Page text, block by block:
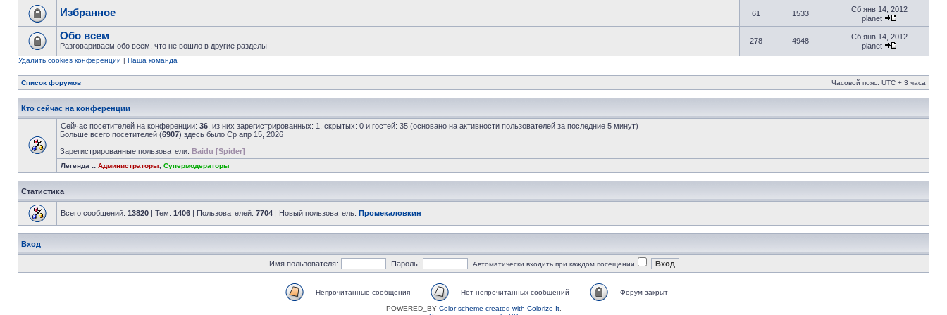
Избранное 61 1533
Сб янв 14, 2012
planet
Обо всем
Разговариваем обо всем, что не вошло в другие разделы
278 4948
Сб янв 14, 2012
planet
Удалить cookies конференции | Наша команда
Список форумов Часовой пояс: UTC + 3 часа
Кто сейчас на конференции
Сейчас посетителей на конференции: 36 , из них зарегистрированных: 1, скрытых: 0 и гостей: 35 (основано на активности пользователей за последние 5 минут)
Больше всего посетителей (6907) здесь было Ср апр 15, 2026
Зарегистрированные пользователи: Baidu [Spider]
Легенда :: Администраторы Супермодераторы
Статистика
Всего сообщений: 13820 | Тем: 1406 | Пользователей: 7704 | Новый пользователь: Промекаловкин
Вход
Имя пользователя: Пароль: Автоматически входить при каждом посещении
Непрочитанные сообщения Нет непрочитанных сообщений Форум закрыт
POWERED_BY Color scheme created with Colorize It.